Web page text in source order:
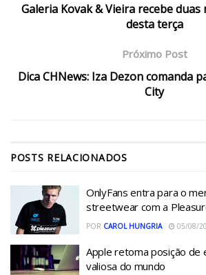
Galeria Kovak & Vieira recebe
desta terça
Próximo Post
Dica CHNews: Iza Dezon comanda
City
POSTS RELACIONADOS
OnlyFans entra para o
streetwear com a
POR CAROL HUNGRIA 05/08/
Apple retoma posição de
valiosa do mundo